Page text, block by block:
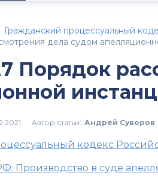
Гражданский процессуальный
дела судом
Порядок
Автор статьи: Андрей Суворов
кодекс
Производство в суде